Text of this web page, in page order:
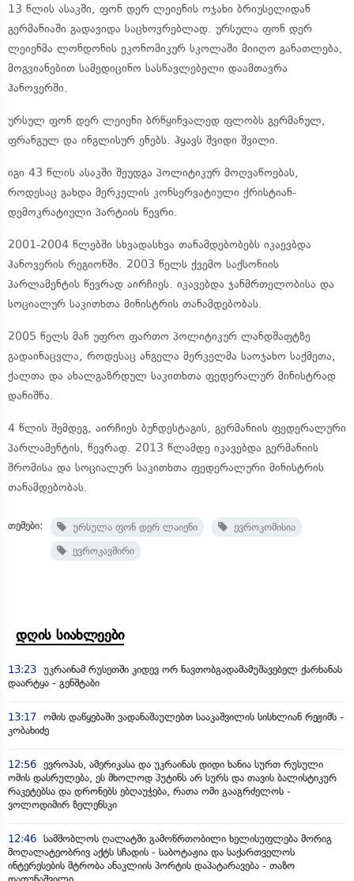
13 წლის ასაკში, ფონ დერ ლეიენის ოჯახი ბრიუსელიდან
გერმანიაში გადავიდა საცხოვრებლად. ურსულა ფონ დერ
ლეიენმა ლონდონის ეკონომიკურ სკოლაში მიიღო განათლება,
მოგვიანებით სამედიცინო სასწავლებელი დაამთავრა
ჰანოვერში.
ურსულ ფონ დერ ლეიენი ბრწყინვალედ ფლობს გერმანულ,
ფრანგულ და ინგლისურ ენებს. ჰყავს შვიდი შვილი.
იგი 43 წლის ასაკში შეუდგა პოლიტიკურ მოღვაწოებას,
როდესაც გახდა მერკელის კონსერვატიული ქრისტიან-
დემოკრატიული პარტიის წევრი.
2001-2004 წლებში სხვადასხვა თანამდებობებს იკაევბდა
ჰანოვერის რეგიონში. 2003 წელს ქვემო საქსონიის
პარლამენტის წევრად აირჩიეს. იკავებდა ჯანმრთელობისა და
სოციალურ საკითხთა მინისტრის თანამდებობას.
2005 წელს მან უფრო ფართო პოლიტიკურ ლანდშაფტზე
გადაინაცვლა, როდესაც ანგელა მერკელმა საოჯახო საქმეთა,
ქალთა და ახალგაზრდულ საკითხთა ფედერალურ მინისტრად
დანიშნა.
4 წლის შემდეგ, აირჩიეს ბუნდესტაგის, გერმანიის ფედერალური
პარლამენტის, წევრად. 2013 წლამდე იკავებდა გერმანიის
შრომისა და სოციალურ საკითხთა ფედერალური მინისტრის
თანამდებობას.
თემები: ურსულა ფონ დერ ლაიენი
ევროკომისია
ევროკავშირი
დღის სიახლეები
13:23 უკრაინამ რუსეთში კიდევ ორ ნავთობგადამამუშავებელ ქარხანას
დაარტყა - გენშტაბი
13:17 ომის დაწყებაში ვადანაშაულებთ სააკაშვილის სისხლიან რეჟიმს -
კობახიძე
12:56 ევროპას, ამერიკასა და უკრაინას დიდი ხანია სურთ რუსული
ომის დასრულება, ეს მხოლოდ პუტინს არ სურს და თავის ბალისტიკურ
რაკეტებსა და დრონებს ებღაუჭება, რათა ომი გააგრძელოს -
ვოლოდიმირ ზელენსკი
12:46 სამშობლოს ღალატში გამოწრთობილი ხელისუფლება მორიგ
მოღალატეობრივ აქტს სჩადის - საბოტაჟია და საქართველოს
ინტერესების მტრობა ანაკლიის პორტის დაპატარავება - თაზო